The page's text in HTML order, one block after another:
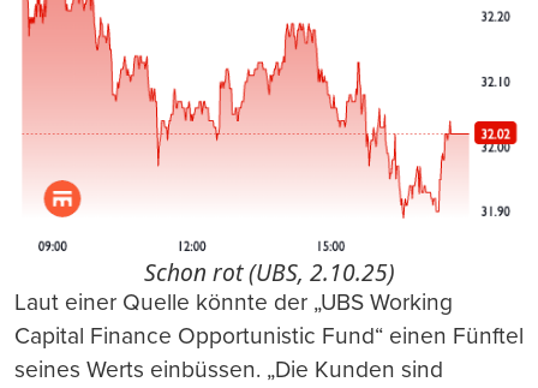
Schon rot (UBS, 2.10.25)
Laut einer Quelle könnte der „UBS Working
Capital Finance Opportunistic Fund“ einen Fünftel
seines Werts einbüssen. „Die Kunden sind